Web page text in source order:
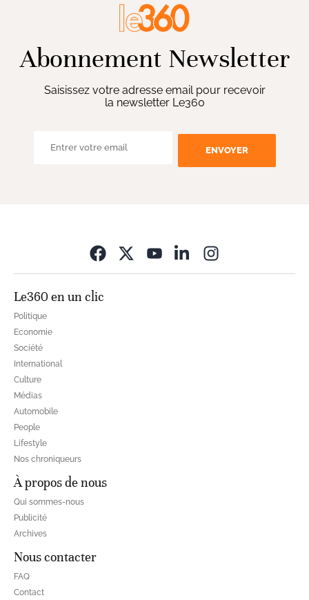
Abonnement Newsletter
Saisissez votre adresse email pour recevoir
la newsletter Le360
ENVOYER
Le360 en un clic
Politique
Economie
Société
International
Culture
Médias
Automobile
People
Lifestyle
Nos chroniqueurs
À propos de nous
Qui sommes-nous
Publicité
Archives
Nous contacter
FAQ
Contact